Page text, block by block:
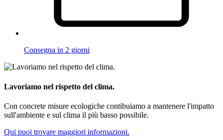
Consegna in 2 giorni
Lavoriamo nel rispetto del clima.
Con concrete misure ecologiche contibuiamo a mantenere l'impatto
sull'ambiente e sul clima il più basso possibile.
Qui puoi trovare maggiori informazioni.